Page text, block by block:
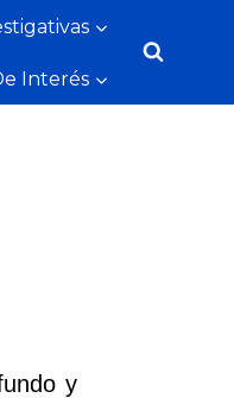
Interés
y